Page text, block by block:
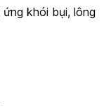
ứng khói bụi, lông